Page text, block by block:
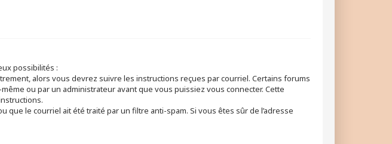
possibilités :
alors vous devrez suivre les instructions reçues par courriel. Certains forums
ou par un administrateur avant que vous puissiez vous connecter. Cette
le courriel ait été traité par un filtre anti-spam. Si vous êtes sûr de l’adresse